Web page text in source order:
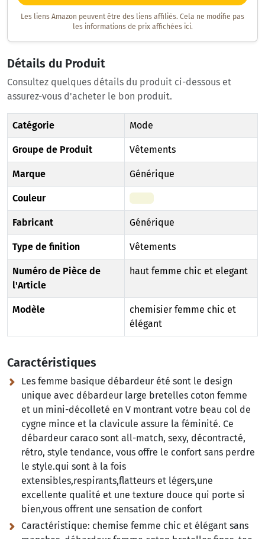
Les liens Amazon peuvent être des liens affiliés. Cela ne modifie pas
les informations de prix affichées ici.
Détails du Produit
Consultez quelques détails du produit ci-dessous et
assurez-vous d'acheter le bon produit.
Catégorie Mode
Groupe de Produit Vêtements
Marque Générique
Couleur
Fabricant Générique
Type de finition Vêtements
Numéro de Pièce de
l'Article
haut femme chic et elegant
Modèle
chemisier femme chic et
élégant
Caractéristiques
Les femme basique débardeur été sont le design
unique avec débardeur large bretelles coton femme
et un mini-décolleté en V montrant votre beau col de
cygne mince et la clavicule assure la féminité. Ce
débardeur caraco sont all-match, sexy, décontracté,
rétro, style tendance, vous offre le confort sans perdre
le style.qui sont à la fois
extensibles,respirants,flatteurs et légers,une
excellente qualité et une texture douce qui porte si
bien,vous offrent une sensation de confort
Caractéristique: chemise femme chic et élégant sans